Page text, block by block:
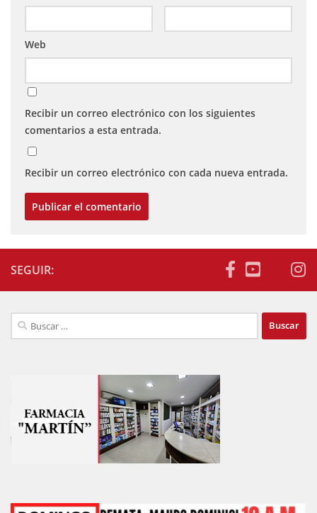
Web
Recibir un correo electrónico con los siguientes
comentarios a esta entrada.
Recibir un correo electrónico con cada nueva entrada.
SEGUIR:
Buscar: